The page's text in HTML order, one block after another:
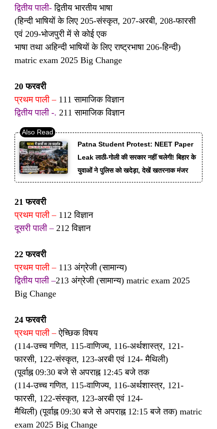
द्वितीय पाली- द्वितीय भारतीय भाषा
(हिन्दी भाषियों के लिए 205-संस्कृत, 207-अरबी, 208-फारसी
एवं 209-भोजपुरी में से कोई एक
भाषा तथा अहिन्दी भाषियों के लिए राष्ट्रभाषा 206-हिन्दी)
matric exam 2025 Big Change
20 फरवरी
प्रथम पाली –111 सामाजिक विज्ञान
द्वितीय पाली -. 211 सामाजिक विज्ञान
Patna Student Protest: NEET Paper
Leak लाठी-गोली की सरकार नहीं चलेगी! बिहार के
युवाओं ने पुलिस को खदेड़ा, देखें खतरनाक मंजर
21 फरवरी
प्रथम पाली –112 विज्ञान
दूसरी पाली –212 विज्ञान
22 फरवरी
प्रथम पाली –113 अंग्रेजी (सामान्य)
द्वितीय पाली –213 अंग्रेजी (सामान्य) matric exam 2025
Big Change
24 फरवरी
प्रथम पाली –ऐच्छिक विषय
(114-उच्च गणित, 115-वाणिज्य, 116-अर्थशास्त्र, 121-
फारसी, 122-संस्कृत, 123-अरबी एवं 124- मैथिली)
(पूर्वाह्न 09:30 बजे से अपराह्न 12:45 बजे तक
(114-उच्च गणित, 115-वाणिज्य, 116-अर्थशास्त्र, 121-
फारसी, 122-संस्कृत, 123-अरबी एवं 124-
मैथिली) (पूर्वाह्न 09:30 बजे से अपराह्न 12:15 बजे तक) matric
exam 2025 Big Change